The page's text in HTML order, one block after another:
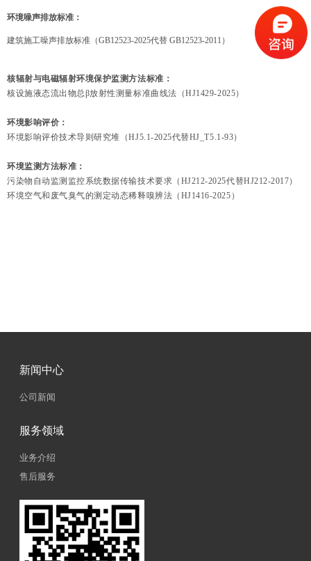
环境噪声排放标准：
建筑施工噪声排放标准（GB12523-2025代替 GB12523-2011）
核辐射与电磁辐射环境保护监测方法标准：
核设施液态流出物总β放射性测量标准曲线法（HJ1429-2025）
环境影响评价：
环境影响评价技术导则研究堆（HJ5.1-2025代替HJ_T5.1-93）
环境监测方法标准：
污染物自动监测监控系统数据传输技术要求（ HJ212-2025代替HJ212-2017）
环境空气和废气臭气的测定动态稀释嗅辨法（ HJ1416-2025）
新闻中心
公司新闻
服务领域
业务介绍
售后服务